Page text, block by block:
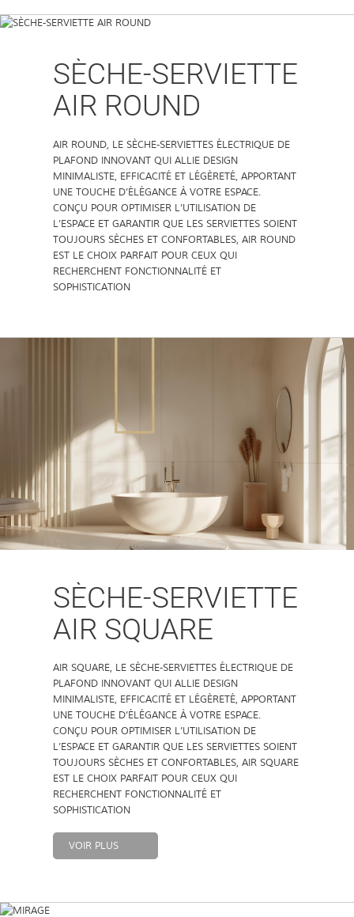
SÈCHE-SERVIETTE
AIR ROUND
AIR ROUND, LE SÈCHE-SERVIETTES ÉLECTRIQUE DE
PLAFOND INNOVANT QUI ALLIE DESIGN
MINIMALISTE, EFFICACITÉ ET LÉGÈRETÉ, APPORTANT
UNE TOUCHE D’ÉLÉGANCE À VOTRE ESPACE.
CONÇU POUR OPTIMISER L’UTILISATION DE
L’ESPACE ET GARANTIR QUE LES SERVIETTES SOIENT
TOUJOURS SÈCHES ET CONFORTABLES, AIR ROUND
EST LE CHOIX PARFAIT POUR CEUX QUI
RECHERCHENT FONCTIONNALITÉ ET
SOPHISTICATION
SÈCHE-SERVIETTE
AIR SQUARE
AIR SQUARE, LE SÈCHE-SERVIETTES ÉLECTRIQUE DE
PLAFOND INNOVANT QUI ALLIE DESIGN
MINIMALISTE, EFFICACITÉ ET LÉGÈRETÉ, APPORTANT
UNE TOUCHE D’ÉLÉGANCE À VOTRE ESPACE.
CONÇU POUR OPTIMISER L’UTILISATION DE
L’ESPACE ET GARANTIR QUE LES SERVIETTES SOIENT
TOUJOURS SÈCHES ET CONFORTABLES, AIR SQUARE
EST LE CHOIX PARFAIT POUR CEUX QUI
RECHERCHENT FONCTIONNALITÉ ET
SOPHISTICATION
VOIR PLUS
S'ABONNER